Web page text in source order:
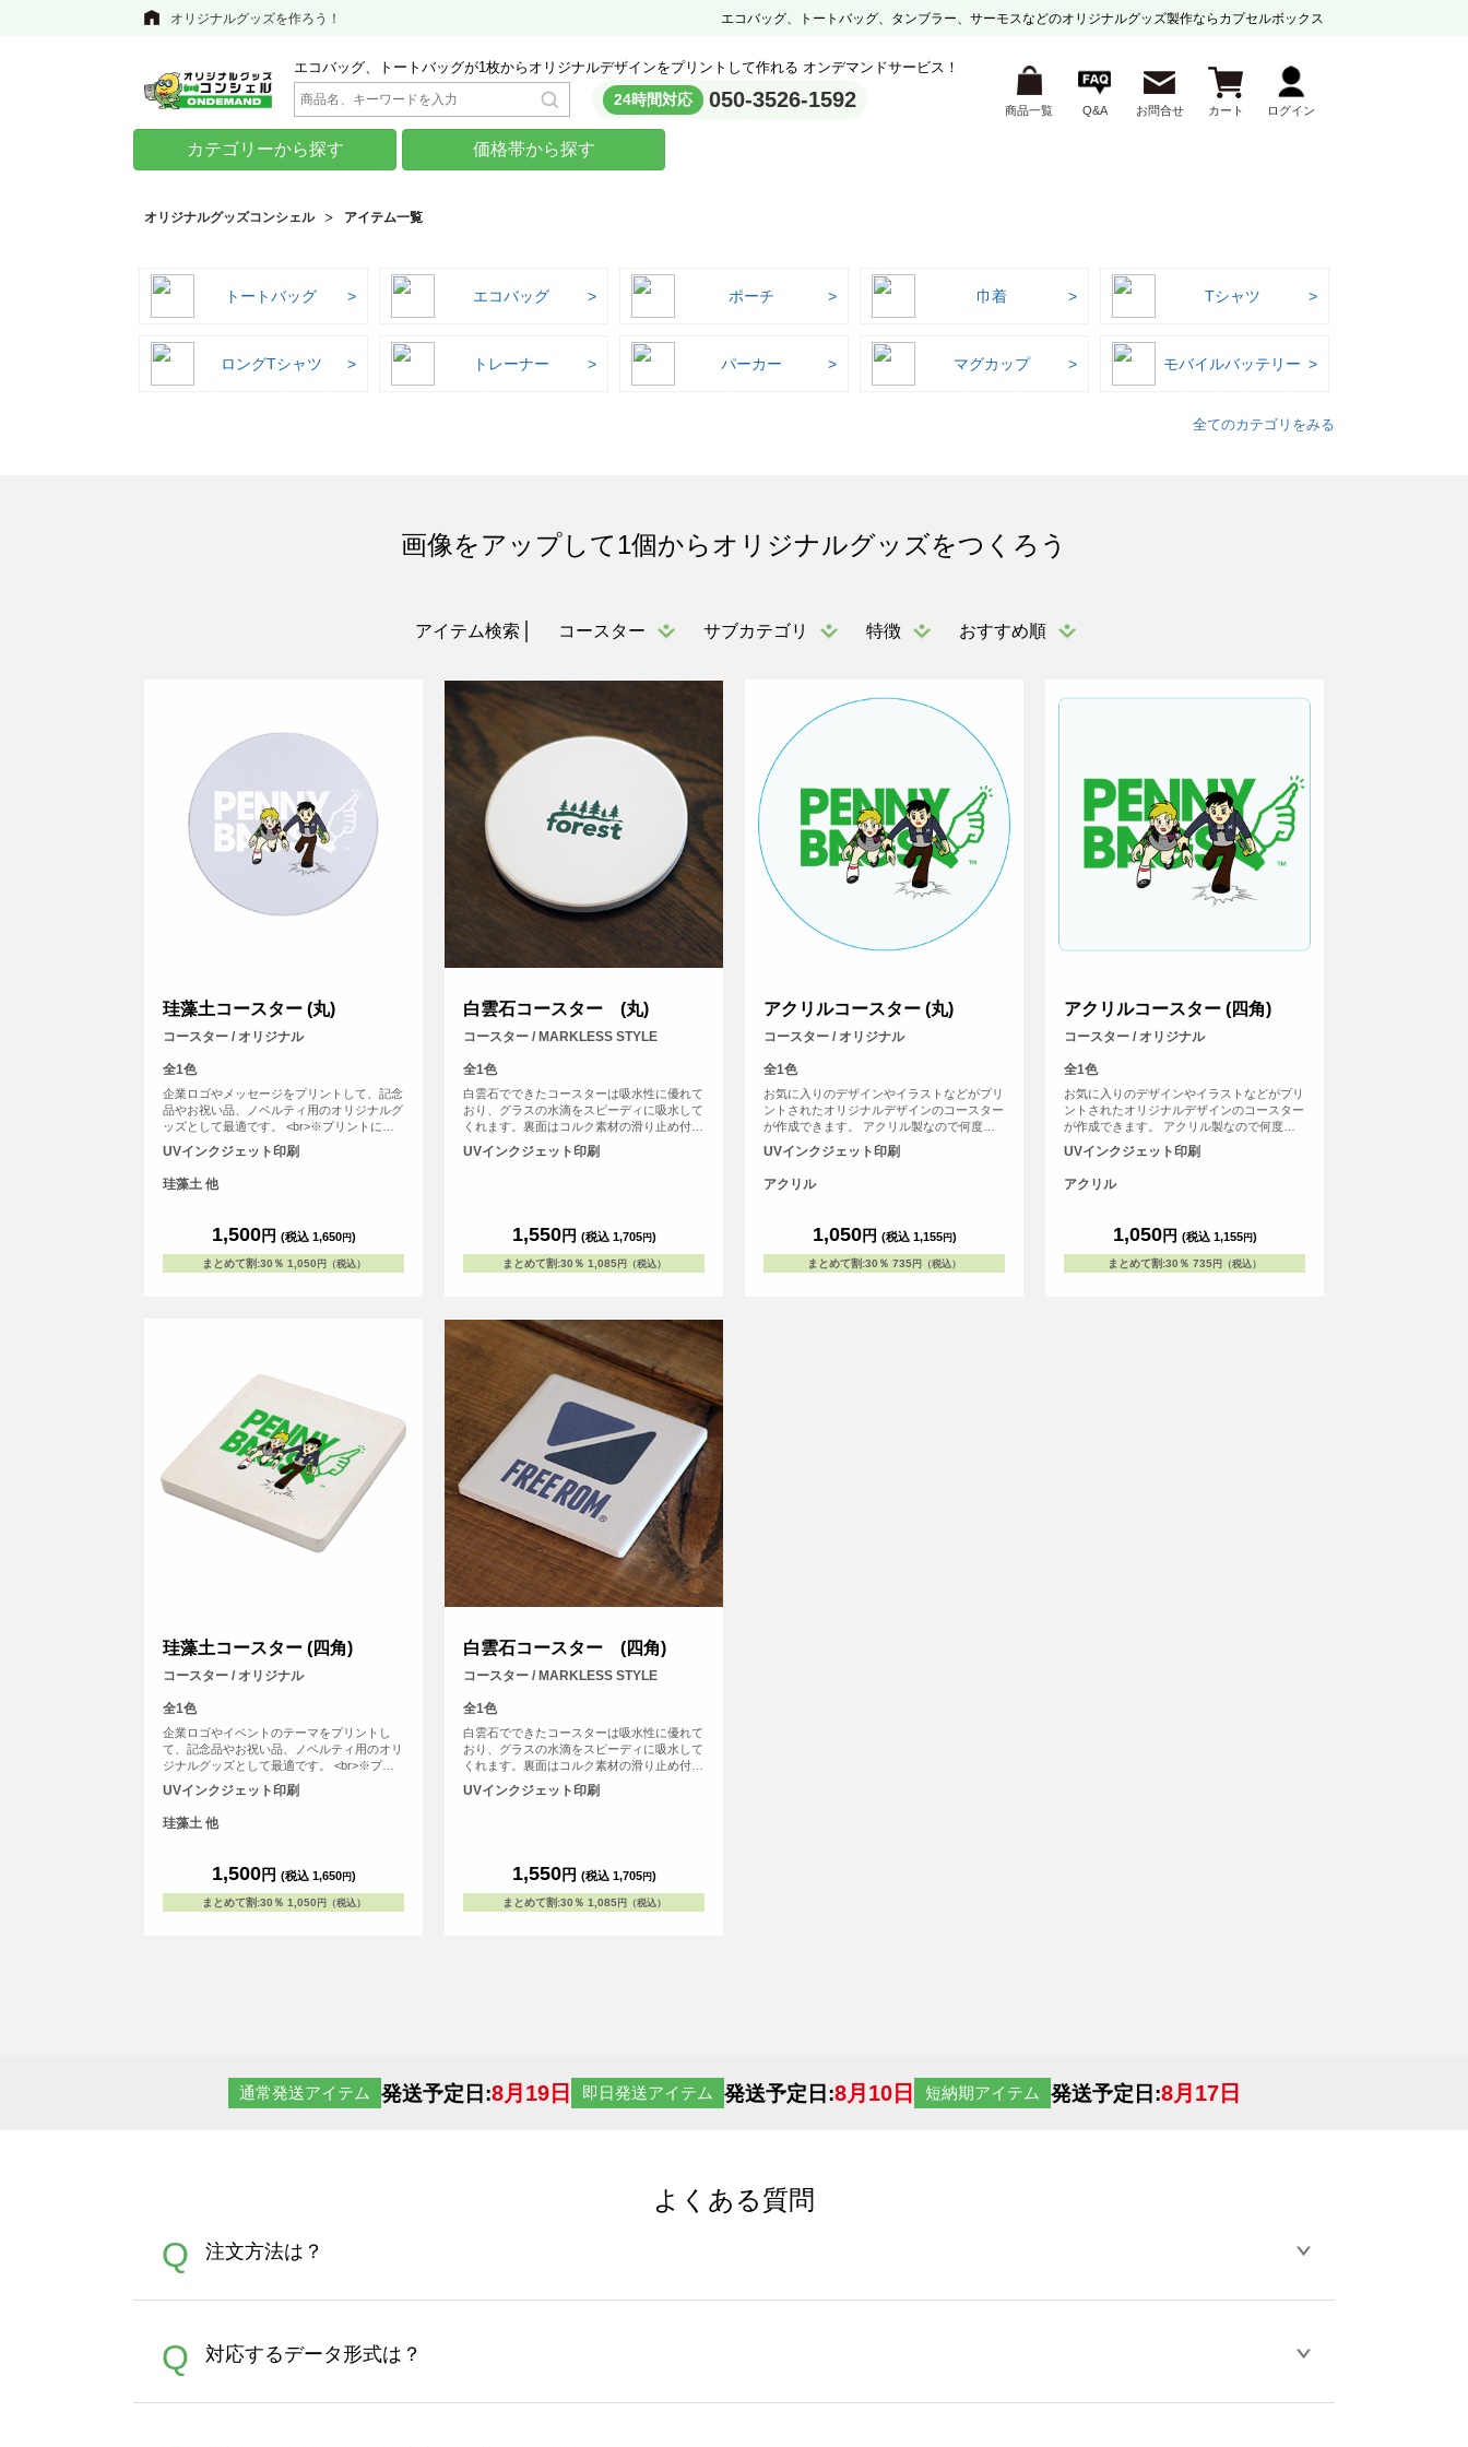
オリジナルグッズを作ろう！ エコバッグ、トートバッグ、タンブラー、サーモスなどのオリジナルグッズ製作ならカプセルボックス
エコバッグ、トートバッグが1枚からオリジナルデザインをプリントして作れる オンデマンドサービス！
24時間対応 050-3526-1592 商品一覧 Q&A お問合せ カート ログイン
カテゴリーから探す 価格帯から探す
オリジナルグッズコンシェル アイテム一覧
トートバッグ エコバッグ ポーチ 巾着 Tシャツ
ロングTシャツ トレーナー パーカー マグカップ モバイルバッテリー
全てのカテゴリをみる
画像をアップして1個からオリジナルグッズをつくろう
アイテム検索 コースター サブカテゴリ 特徴 おすすめ順
珪藻土コースター (丸)
コースター / オリジナル
全1色
企業ロゴやメッセージをプリントして、記念
品やお祝い品、ノベルティ用のオリジナルグ
ッズとして最適です。 <br>※プリントにつ
いて：こちらのアイテムはプリント範囲の端
に近い程デザインが切れてしまう可能性が高
いため、重要なデザイン(文字等)は内側に収
めていただくことをおすすめしております。
UVインクジェット印刷
珪藻土 他
1,500円 (税込 1,650円)
まとめて割:30％ 1,050 円（税込）
白雲石コースター (丸)
コースター / MARKLESS STYLE
全1色
白雲石でできたコースターは吸水性に優れて
おり、グラスの水滴をスピーディに吸水して
くれます。裏面はコルク素材の滑り止め付き
で、テーブルを傷つける心配もありません。
白雲石(ハクウンセキ)とは鉱物の一種での環
UVインクジェット印刷
1,550円 (税込 1,705円)
まとめて割:30％ 1,085円（税込）
アクリルコースター (丸)
コースター / オリジナル
全1色
お気に入りのデザインやイラストなどがプリ
ントされたオリジナルデザインのコースター
が作成できます。 アクリル製なので何度も
水洗いができるため、経済的です。形状は四
角と丸の2種類あります。 <br>※プリントに
端に近い程デザインが切れてしまう可能性が
UVインクジェット印刷
アクリル
1,050円 (税込 1,155円)
まとめて割:30％ 735 円（税込）
アクリルコースター (四角)
コースター / オリジナル
全1色
お気に入りのデザインやイラストなどがプリ
ントされたオリジナルデザインのコースター
が作成できます。 アクリル製なので何度も
水洗いができるため、経済的です。形状は四
角と丸の2種類あります。 <br>※プリントに
端に近い程デザインが切れてしまう可能性が
UVインクジェット印刷
アクリル
1,050円 (税込 1,155円)
まとめて割:30％ 735 円（税込）
珪藻土コースター (四角)
コースター / オリジナル
全1色
企業ロゴやイベントのテーマをプリントし
て、記念品やお祝い品、ノベルティ用のオリ
ジナルグッズとして最適です。 <br>※プリ
ントについて：こちらのアイテムはプリント
範囲の端に近い程デザインが切れてしまう可
能性が高いため、重要なデザイン(文字等)は
内側に収めていただくことをおすすめしてお
UVインクジェット印刷
珪藻土 他
1,500円 (税込 1,650円)
まとめて割:30％ 1,050 円（税込）
白雲石コースター (四角)
コースター / MARKLESS STYLE
全1色
白雲石でできたコースターは吸水性に優れて
おり、グラスの水滴をスピーディに吸水して
くれます。裏面はコルク素材の滑り止め付き
で、テーブルを傷つける心配もありません。
白雲石(ハクウンセキ)とは鉱物の一種での環
UVインクジェット印刷
1,550円 (税込 1,705円)
まとめて割:30％ 1,085円（税込）
通常発送アイテム 発送予定日:8月19日 即日発送アイテム 発送予定日:8月10日 短納期アイテム 発送予定日:8月17日
よくある質問
Q 注文方法は？
A
す。 30枚以上やシルク印刷など、大口注文の場合は、サポートが担当する
さい。製作する数量が多ければ多いほど、オンデマンドサービスよりも低価格で製作することが可能です。
Q 対応するデータ形式は？